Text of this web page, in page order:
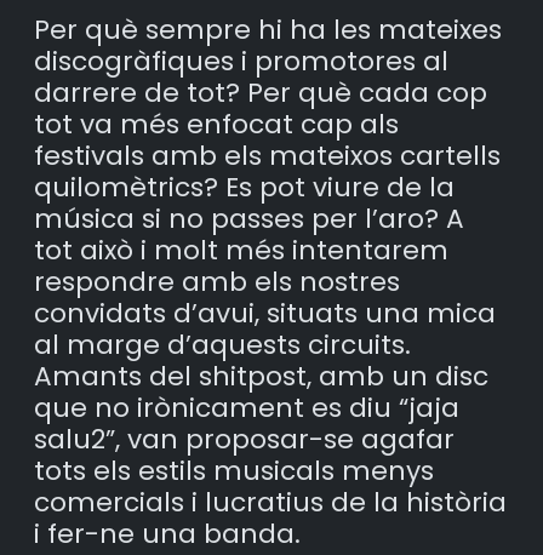
Per què sempre hi ha les mateixes
discogràfiques i promotores al
darrere de tot? Per què cada cop
tot va més enfocat cap als
festivals amb els mateixos cartells
quilomètrics? Es pot viure de la
música si no passes per l’aro? A
tot això i molt més intentarem
respondre amb els nostres
convidats d’avui, situats una mica
al marge d’aquests circuits.
Amants del shitpost, amb un disc
que no irònicament es diu “jaja
salu2”, van proposar-se agafar
tots els estils musicals menys
comercials i lucratius de la història
i fer-ne una banda.